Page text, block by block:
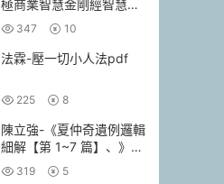
極商業智慧金剛經智慧人
生當和尚遇上鑽石
347 10
法霖-壓一切小人法pdf
225 8
陳立強-《夏仲奇遺例邏輯
細解【第 1~7 篇】、》
174頁–彩色PDF電子書
319 5